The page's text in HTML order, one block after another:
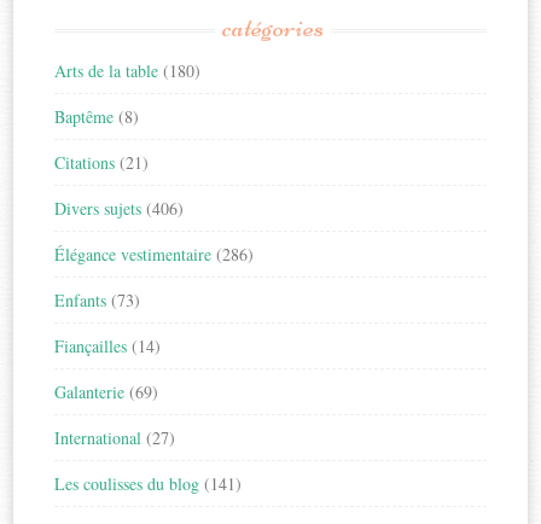
catégories
Arts de la table (180)
Baptême (8)
Citations (21)
Divers sujets (406)
Élégance vestimentaire (286)
Enfants (73)
Fiançailles (14)
Galanterie (69)
International (27)
Les coulisses du blog (141)